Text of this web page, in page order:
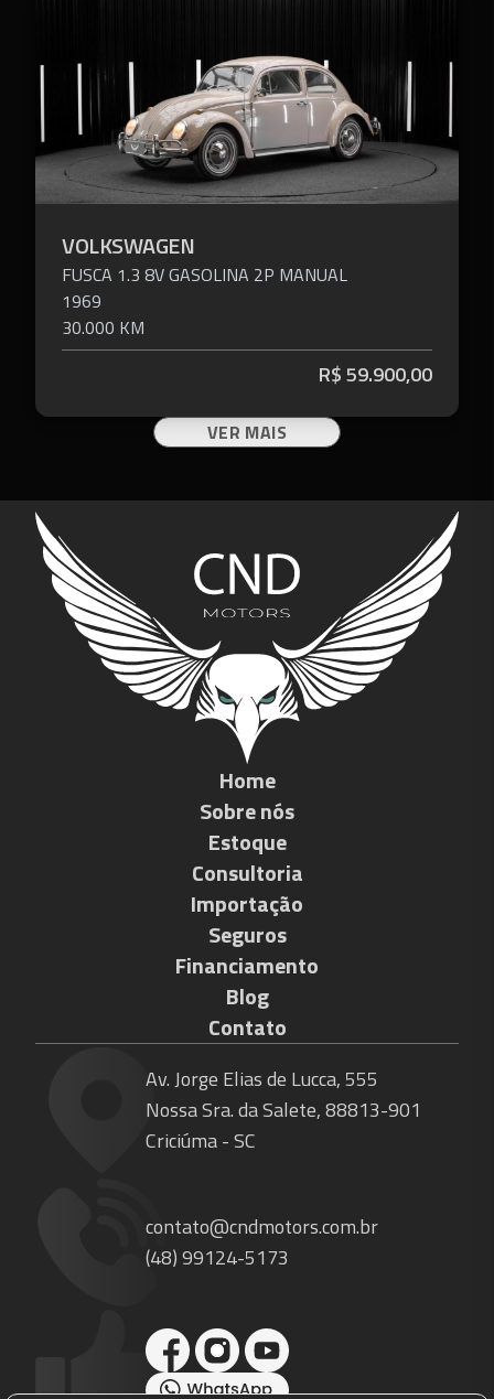
VOLKSWAGEN
FUSCA 1.3 8V GASOLINA 2P MANUAL
1969
30.000 KM
R$59.900,00
VER MAIS
Home
Sobre nós
Estoque
Consultoria
Importação
Seguros
Financiamento
Blog
Contato
Av. Jorge Elias de Lucca, 555
Nossa Sra. da Salete, 88813-901
Criciúma - SC
contato@cndmotors.com.br
(48) 99124-5173